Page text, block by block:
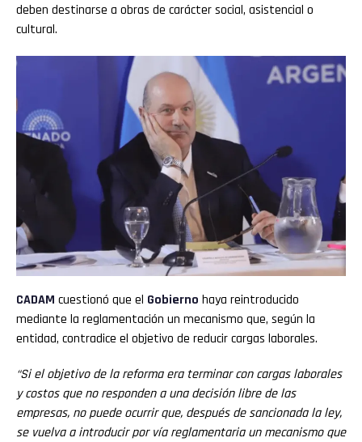
deben destinarse a obras de carácter social, asistencial o
cultural.
CADAM cuestionó que el Gobierno haya reintroducido
mediante la reglamentación un mecanismo que, según la
entidad, contradice el objetivo de reducir cargas laborales.
“Si el objetivo de la reforma era terminar con cargas laborales
y costos que no responden a una decisión libre de las
empresas, no puede ocurrir que, después de sancionada la ley,
se vuelva a introducir por vía reglamentaria un mecanismo que